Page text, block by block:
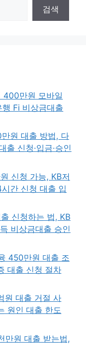
검색
400만원 모바일
Fi 비상금대출
원 대출 방법, 다
출 신청·입금·승인
신청 가능, KB저
간 신청 대출 입
신청하는 법, KB
비상금대출 승인
450만원 대출 조
대출 신청 절차
원 대출 거절 사
원인 대출 한도
만원 대출 받는법,